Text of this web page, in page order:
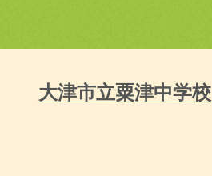
大津市立粟津中学校